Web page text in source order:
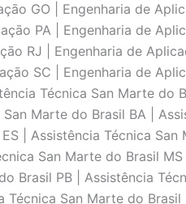
GO | Engenharia de
PA | Engenharia de
RJ | Engenharia de
SC | Engenharia de
Técnica San Marte do
Marte do Brasil BA |
| Assistência Técnica San
San Marte do Brasil
Brasil PB | Assistência
Técnica San Marte do Brasil